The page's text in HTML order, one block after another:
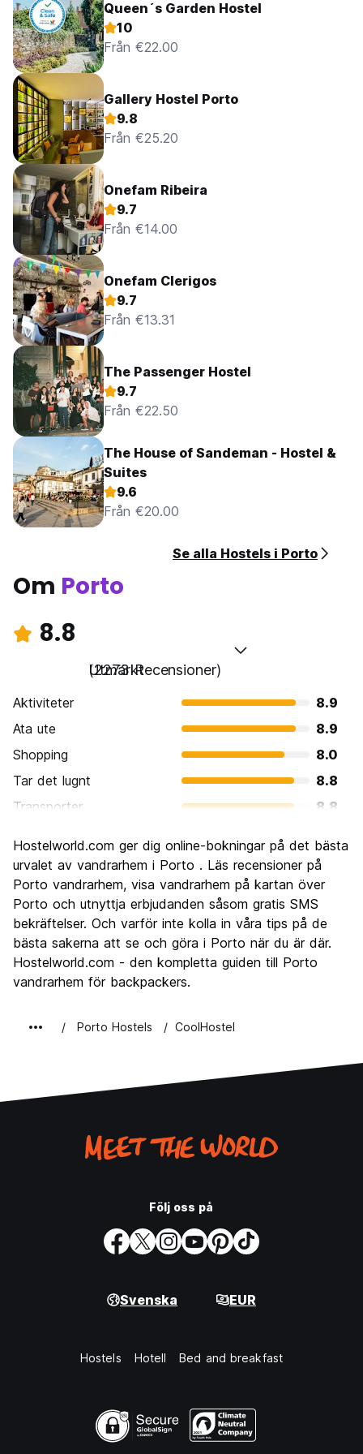
Queen´s Garden Hostel
10
Från €22.00
Gallery Hostel Porto
9.8
Från €25.20
Onefam Ribeira
9.7
Från €14.00
Onefam Clerigos
9.7
Från €13.31
The Passenger Hostel
9.7
Från €22.50
The House of Sandeman - Hostel &
Suites
9.6
Från €20.00
Se alla Hostels i Porto
Om Porto
8.8
Utmärkt
(2273 Recensioner)
Aktiviteter
8.9
Ata ute
8.9
Shopping
8.0
Tar det lugnt
8.8
Transporter
8.8
Kultur
9.1
Festa
8.2
Värde för pengarna
9.2
Hostelworld.com ger dig online-bokningar på det bästa
urvalet av vandrarhem i Porto . Läs recensioner på
Porto vandrarhem, visa vandrarhem på kartan över
Porto och utnyttja erbjudanden såsom gratis SMS
bekräftelser. Och varför inte kolla in våra tips på de
bästa sakerna att se och göra i Porto när du är där.
Hostelworld.com - den kompletta guiden till Porto
vandrarhem för backpackers.
Porto Hostels CoolHostel
Följ oss på
Svenska EUR
Hostels Hotell Bed and breakfast